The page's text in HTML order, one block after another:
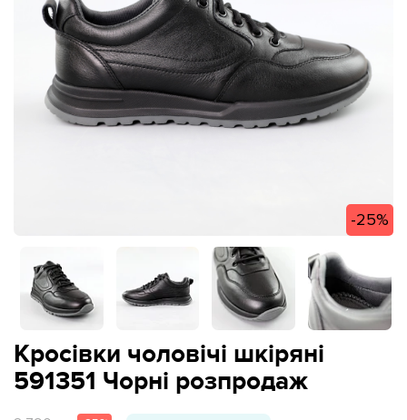
-25%
Кросівки чоловічі шкіряні
591351 Чорні розпродаж